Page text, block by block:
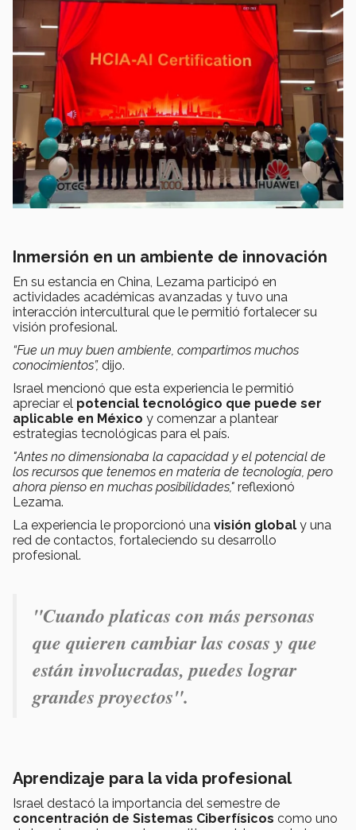
Inmersión en un ambiente de innovación
En su estancia en China, Lezama participó en
actividades académicas avanzadas y tuvo una
interacción intercultural que le permitió fortalecer su
visión profesional.
“Fue un muy buen ambiente, compartimos muchos
conocimientos”, dijo.
Israel mencionó que esta experiencia le permitió
apreciar el potencial tecnológico que puede ser
aplicable en México y comenzar a plantear
estrategias tecnológicas para el país.
"Antes no dimensionaba la capacidad y el potencial de
los recursos que tenemos en materia de tecnología, pero
ahora pienso en muchas posibilidades," reflexionó
Lezama.
La experiencia le proporcionó una visión global y una
red de contactos, fortaleciendo su desarrollo
profesional.
"Cuando platicas con más personas
que quieren cambiar las cosas y que
están involucradas, puedes lograr
grandes proyectos".
Aprendizaje para la vida profesional
Israel destacó la importancia del semestre de
concentración de Sistemas Ciberfísicos como uno